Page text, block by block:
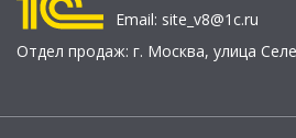
Email: site_v8@1c.ru
Отдел продаж: г. Москва, улица